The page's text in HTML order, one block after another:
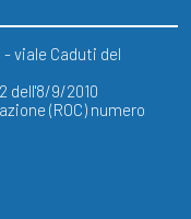
- viale Caduti del
dell'8/9/2010
(ROC) numero